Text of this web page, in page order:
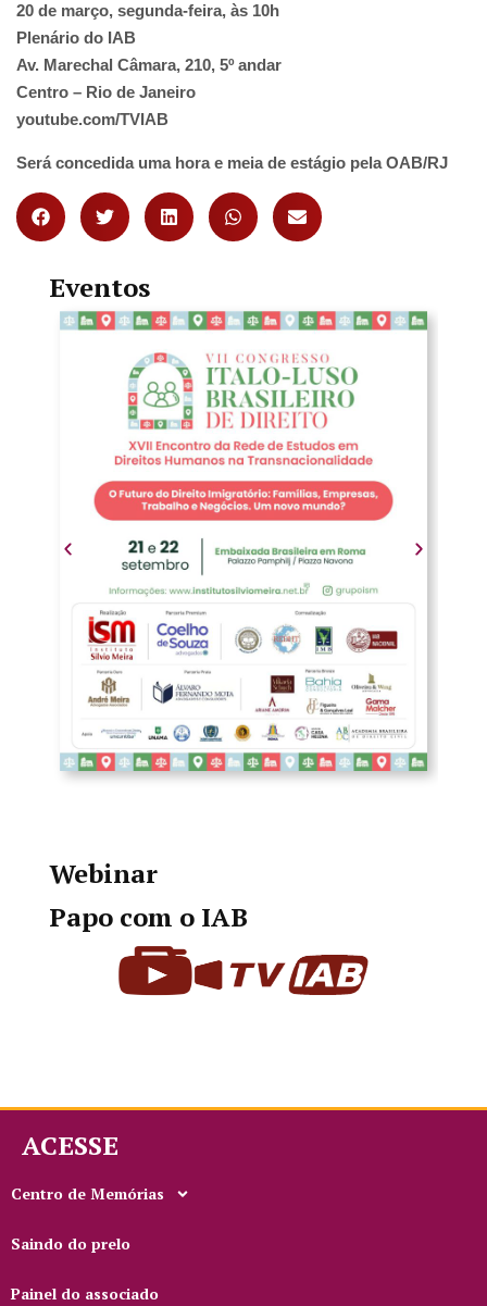
20 de março, segunda-feira, às 10h
Plenário do IAB
Av. Marechal Câmara, 210, 5º andar
Centro – Rio de Janeiro
youtube.com/TVIAB
Será concedida uma hora e meia de estágio pela OAB/RJ
Eventos
Webinar
Papo com o IAB
ACESSE
Centro de Memórias
Saindo do prelo
Painel do associado